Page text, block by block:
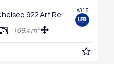
#315
169,4m²